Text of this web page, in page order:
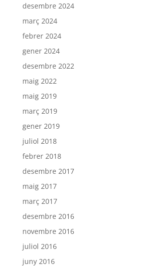
desembre 2024
març 2024
febrer 2024
gener 2024
desembre 2022
maig 2022
maig 2019
març 2019
gener 2019
juliol 2018
febrer 2018
desembre 2017
maig 2017
març 2017
desembre 2016
novembre 2016
juliol 2016
juny 2016